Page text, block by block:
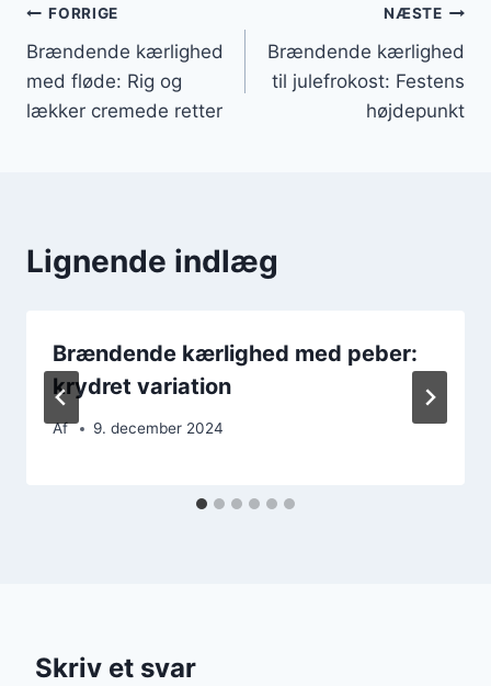
Indlægsnavigation
FORRIGE
Brændende kærlighed
med fløde: Rig og
lækker cremede retter
NÆSTE
Brændende kærlighed
til julefrokost: Festens
højdepunkt
Lignende indlæg
Brændende kærlighed med peber:
krydret variation
Af 9. december 2024
Skriv et svar